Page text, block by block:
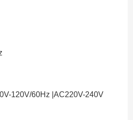
120V/60Hz |AC220V-240V